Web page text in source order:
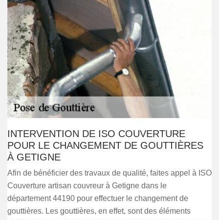
INTERVENTION DE ISO COUVERTURE
POUR LE CHANGEMENT DE GOUTTIÈRES
À GETIGNE
Afin de bénéficier des travaux de qualité, faites appel à ISO
Couverture artisan couvreur à Getigne dans le
département 44190 pour effectuer le changement de
gouttières. Les gouttières, en effet, sont des éléments